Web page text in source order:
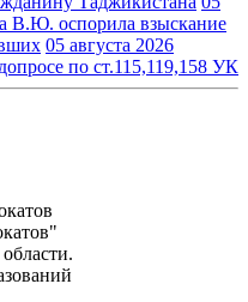
В.Ю. оспорила взыскание
05 августа 2026
по ст.115,119,158 УК